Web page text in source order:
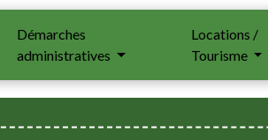
Démarches
administratives
Locations /
Tourisme